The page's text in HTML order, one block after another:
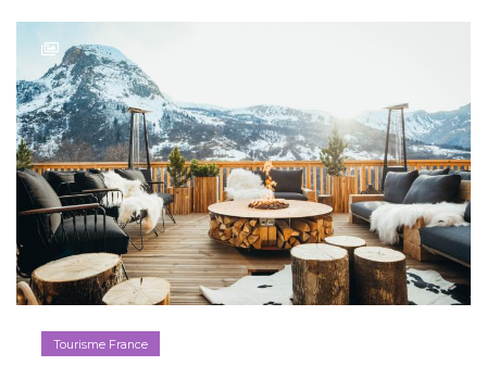
Tourisme France